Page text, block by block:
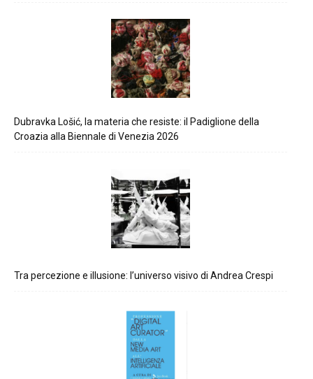
Dubravka Lošić, la materia che resiste: il Padiglione della
Croazia alla Biennale di Venezia 2026
Tra percezione e illusione: l’universo visivo di Andrea Crespi